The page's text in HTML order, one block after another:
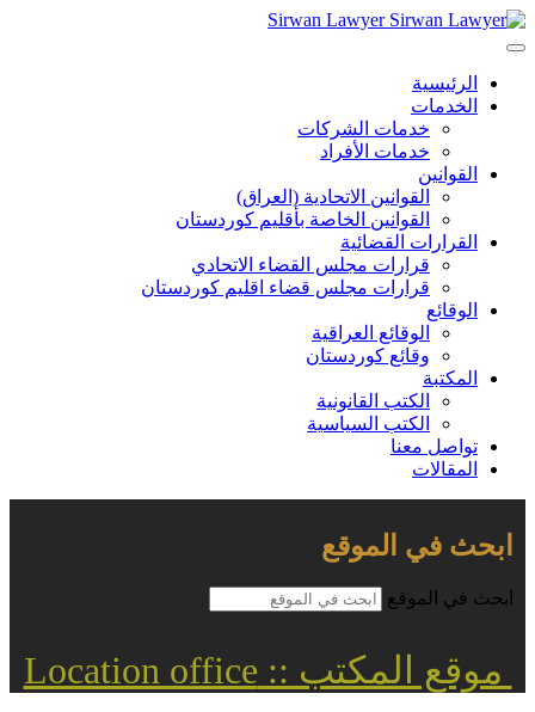
Sirwan Lawyer
الرئيسية
الخدمات
خدمات الشركات
خدمات الأفراد
القوانين
القوانين الاتحادية (العراق)
القوانين الخاصة بأقليم كوردستان
القرارات القضائية
قرارات مجلس القضاء الاتحادي
قرارات مجلس قضاء اقليم كوردستان
الوقائع
الوقائع العراقية
وقائع كوردستان
المكتبة
الكتب القانونية
الكتب السياسية
تواصل معنا
المقالات
ابحث في الموقع
ابحث في الموقع
موقع المكتب :: Location office